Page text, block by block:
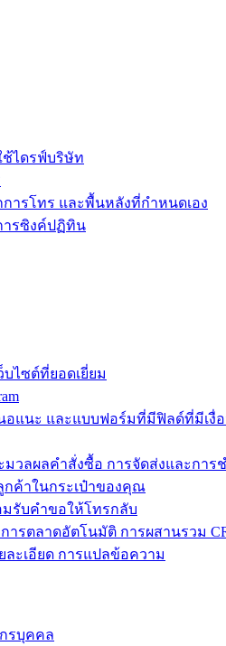
ช้ไดรฟ์บริษัท
ารโทร และพื้นหลังที่กำหนดเอง
ารซิงค์ปฏิทิน
บไซต์ที่ยอดเยี่ยม
อแนะ และแบบฟอร์มที่มีฟิลด์ที่มีเงื่
ลผลคำสั่งซื้อ การจัดส่งและการ
ค้าในกระเป๋าของคุณ
มรับคำขอให้โทรกลับ
การตลาดอัตโนมัติ การผสานรวม
ะเอียด การแปลข้อความ
รบุคคล